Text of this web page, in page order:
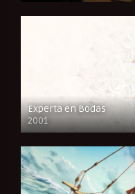
Experta en Bodas
2001
FULL HD